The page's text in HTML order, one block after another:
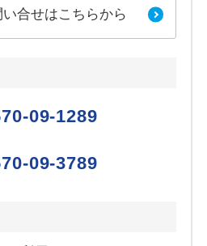
合せはこちらから
09-1289
09-3789